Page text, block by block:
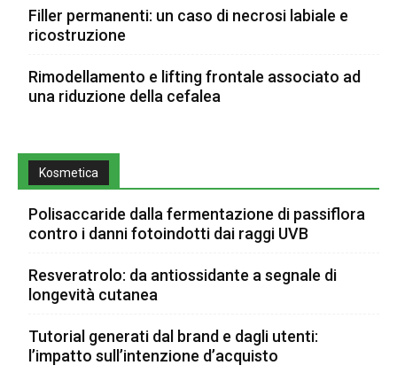
Filler permanenti: un caso di necrosi labiale e
ricostruzione
Rimodellamento e lifting frontale associato ad
una riduzione della cefalea
Kosmetica
Polisaccaride dalla fermentazione di passiflora
contro i danni fotoindotti dai raggi UVB
Resveratrolo: da antiossidante a segnale di
longevità cutanea
Tutorial generati dal brand e dagli utenti:
l’impatto sull’intenzione d’acquisto